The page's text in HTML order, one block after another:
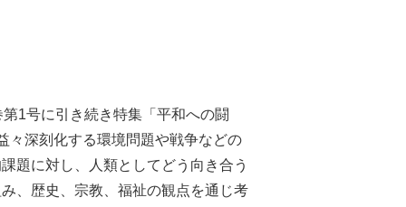
1号に引き続き特集「平和への闘
々深刻化する環境問題や戦争などの
題に対し、人類としてどう向き合う
、歴史、宗教、福祉の観点を通じ考